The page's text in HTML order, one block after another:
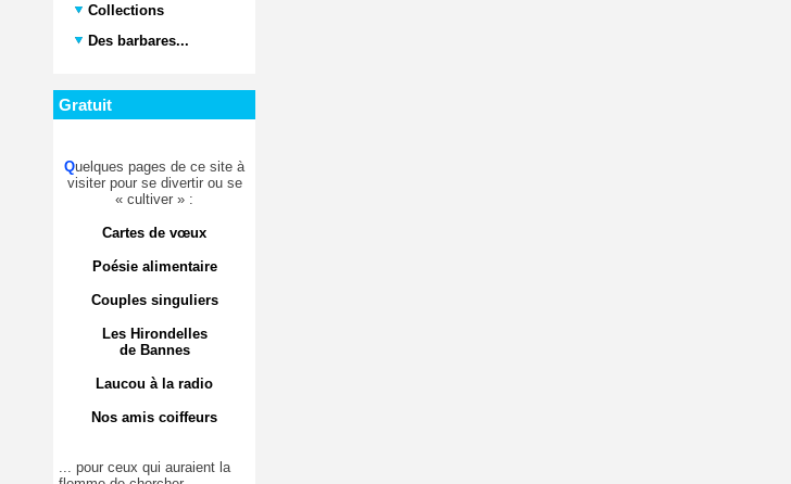
Collections
Des barbares...
Gratuit
Quelques pages de ce site à
visiter pour se divertir ou se
« cultiver » :
Cartes de vœux
Poésie alimentaire
Couples singuliers
Les Hirondelles
de Bannes
Laucou à la radio
Nos amis coiffeurs
... pour ceux qui auraient la